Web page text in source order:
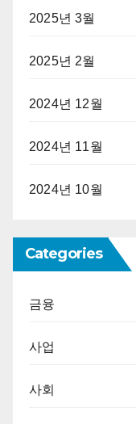
2025년 3월
2025년 2월
2024년 12월
2024년 11월
2024년 10월
Categories
금융
사업
사회